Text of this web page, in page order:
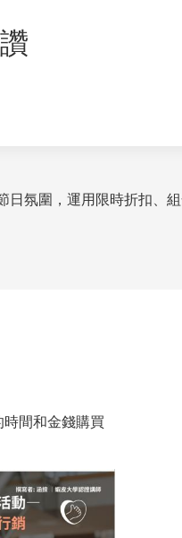
日氛圍，運用限時折扣、
間和金錢購買